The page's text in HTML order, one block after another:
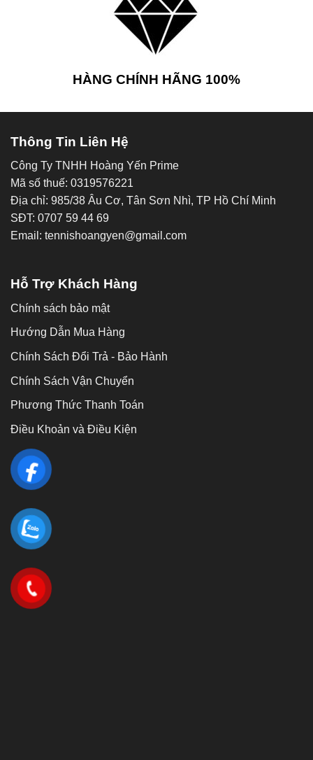
HÀNG CHÍNH HÃNG 100%
Thông Tin Liên Hệ
Công Ty TNHH Hoàng Yến Prime
Mã số thuế: 0319576221
Địa chỉ: 985/38 Âu Cơ, Tân Sơn Nhì, TP Hồ Chí Minh
SĐT: 0707 59 44 69
Email: tennishoangyen@gmail.com
Hỗ Trợ Khách Hàng
Chính sách bảo mật
Hướng Dẫn Mua Hàng
Chính Sách Đổi Trả - Bảo Hành
Chính Sách Vận Chuyển
Phương Thức Thanh Toán
Điều Khoản và Điều Kiện